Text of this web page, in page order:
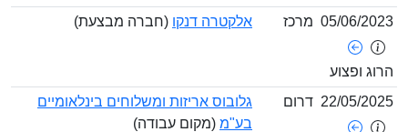
05/06/
ופצוע
מרכז אלקטרה דנקו(חברה מבצעת)
22/05/ דרום
גלובוס אריזות ומשלוחים בינלאומיים
(מקום עבודה)